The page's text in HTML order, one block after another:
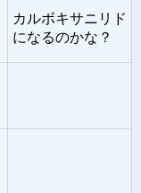
カルボキサニリド
になるのかな？